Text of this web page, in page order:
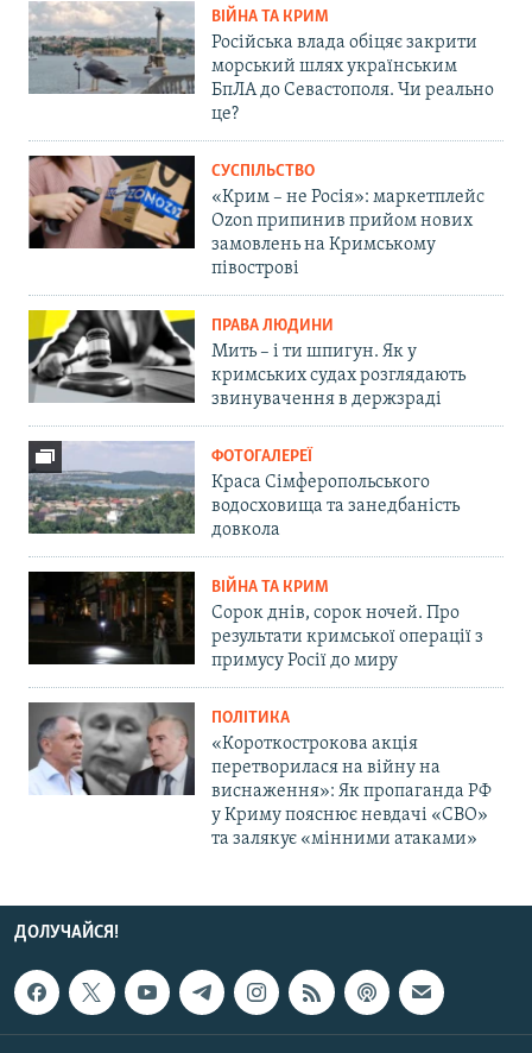
ВІЙНА ТА КРИМ
Російська влада обіцяє закрити
морський шлях українським
БпЛА до Севастополя. Чи реально
це?
СУСПІЛЬСТВО
«Крим – не Росія»: маркетплейс
Ozon припинив прийом нових
замовлень на Кримському
півострові
ПРАВА ЛЮДИНИ
Мить – і ти шпигун. Як у
кримських судах розглядають
звинувачення в держзраді
ФОТОГАЛЕРЕЇ
Краса Сімферопольського
водосховища та занедбаність
довкола
ВІЙНА ТА КРИМ
Сорок днів, сорок ночей. Про
результати кримської операції з
примусу Росії до миру
ПОЛІТИКА
«Короткострокова акція
перетворилася на війну на
виснаження»: Як пропаганда РФ
у Криму пояснює невдачі «СВО»
та залякує «мінними атаками»
ДОЛУЧАЙСЯ!